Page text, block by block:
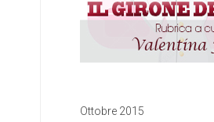
Ottobre 2015